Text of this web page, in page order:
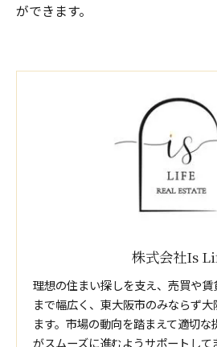
ができます。
株式会社Is
理想の住まい探しを支え、売買や
まで幅広く、東大阪市のみならず
ます。市場の動向を踏まえて適切
がスムーズに進むようサポートして